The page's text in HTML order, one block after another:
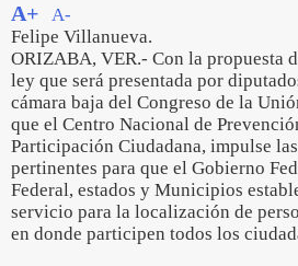
A+
A-
Felipe Villanueva.
ORIZABA, VER.- Con la propuesta
ley que será presentada por
cámara baja del Congreso de la
que el Centro Nacional de
Participación Ciudadana, impulse
pertinentes para que el Gobierno
Federal, estados y Municipios
servicio para la localización de
en donde participen todos los